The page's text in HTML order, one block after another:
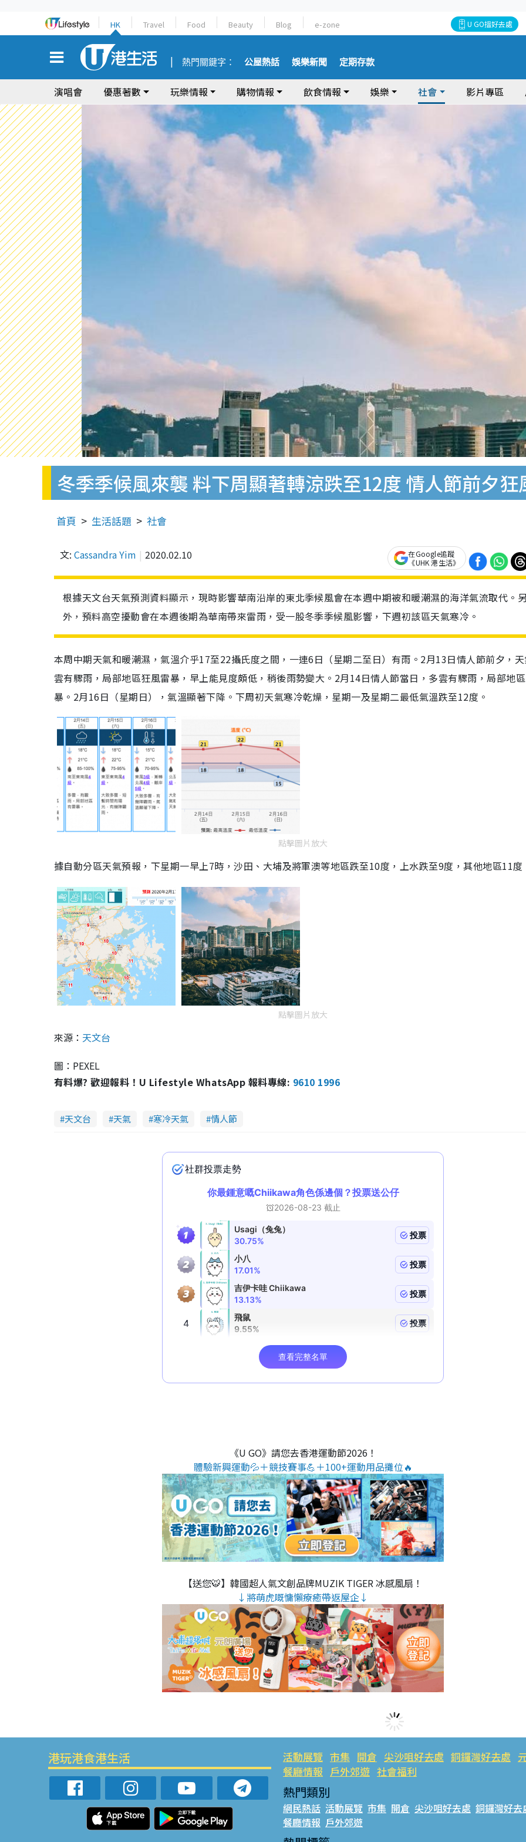
HK Travel Food Beauty Blog e-zone U GO搵好去處
熱門關鍵字： 公屋熱話 娛樂新聞 定期存款
演唱會 優惠著數 玩樂情報 購物情報 飲食情報 娛樂 社會 影片專區
冬季季候風來襲 料下周顯著轉涼跌至12度 情人節前夕狂
首頁 生活話題 社會
文: Cassandra Yim 2020.02.10
在Google追蹤
《UHK 港生活》
根據天文台天氣預測資料顯示，現時影響華南沿岸的東北季候風會在本週中期被和暖潮濕的海洋氣流取代。
外，預料高空擾動會在本週後期為華南帶來雷雨，受一股冬季季候風影響，下週初該區天氣寒冷。
本周中期天氣和暖潮濕，氣溫介乎17至22攝氏度之間，一連6日（星期二至日）有雨。 2月13日情人節前夕，
雲有驟雨，局部地區狂風雷暴，早上能見度頗低，稍後雨勢變大。2月14日情人節當日，多雲有驟雨，局部地
暴。 2月16日（星期日），氣溫顯著下降。下周初天氣寒冷乾燥，星期一及星期二最低氣溫跌至12度。
點擊圖片放大
據自動分區天氣預報，下星期一早上7時，沙田、大埔及將軍澳等地區跌至10度，上水跌至9度，其他地區11度
點擊圖片放大
來源： 天文台
圖：PEXEL
有料爆? 歡迎報料！U Lifestyle WhatsApp 報料專線: 9610 1996
天文台 天氣 寒冷天氣 情人節
《U GO》請您去香港運動節2026！
體驗新興運動💦＋競技賽事💪＋100+運動用品攤位🔥
【送您🐯】韓國超人氣文創品牌MUZIK TIGER 冰感風扇！
↓將萌虎嘅慵懶療癒帶返屋企↓
港玩港食港生活 活動展覽 市集 開倉 尖沙咀好去處 銅鑼灣好去處
餐廳情報 戶外郊遊 社會福利
熱門類別
網民熱話 活動展覽 市集 開倉 尖沙咀好去處 銅鑼灣好去
餐廳情報 戶外郊遊